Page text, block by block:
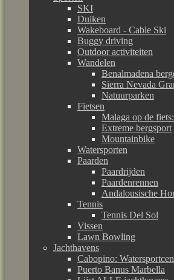
SKI
Duiken
Wakeboard - Cable Ski
Buggy driving
Outdoor activiteiten
Wandelen
Benalmadena
Sierra Nevada
Natuurparken
Fietsen
Malaga op de
Extreme bergsport
Mountainbike
Watersporten
Paarden
Paardrijden
Paardenrennen
Andalousische
Tennis
Tennis Del Sol
Vissen
Lawn Bowling
Jachthavens
Cabopino:
Puerto Banus Marbella